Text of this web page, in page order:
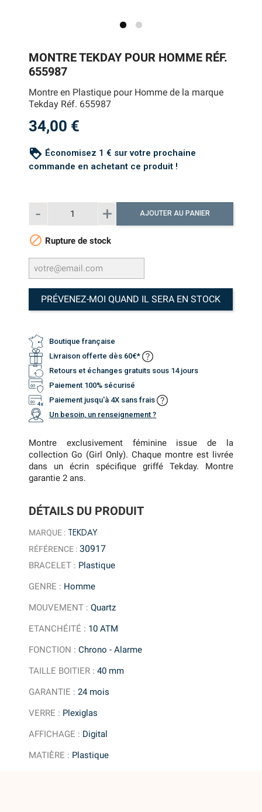
DÉTAILS DU PRODUIT
MARQUE : TEKDAY
RÉFÉRENCE : 30917
BRACELET : Plastique
GENRE : Homme
MOUVEMENT :Quartz
ETANCHÉITÉ : 10 ATM
FONCTION :Chrono - Alarme
TAILLE BOITIER :40 mm
GARANTIE :24 mois
VERRE : Plexiglas
AFFICHAGE : Digital
MATIÈRE : Plastique
MONTRE TEKDAY POUR HOMME RÉF.
655987
Montre en Plastique pour Homme de la marque
Tekday Réf. 655987
34,00 €
loyalty Économisez 1 € sur votre prochaine
commande en achetant ce produit !
AJOUTER AU PANIER
 Rupture de stock
PRÉVENEZ-MOI QUAND IL SERA EN STOCK
Boutique française
Livraison offerte dès 60€*
Retours et échanges gratuits sous 14 jours
Paiement 100% sécurisé
Paiement jusqu'à 4X sans frais
Un besoin, un renseignement ?
Montre exclusivement féminine issue de la
collection Go (Girl Only). Chaque montre est livrée
dans un écrin spécifique griffé Tekday. Montre
garantie 2 ans.